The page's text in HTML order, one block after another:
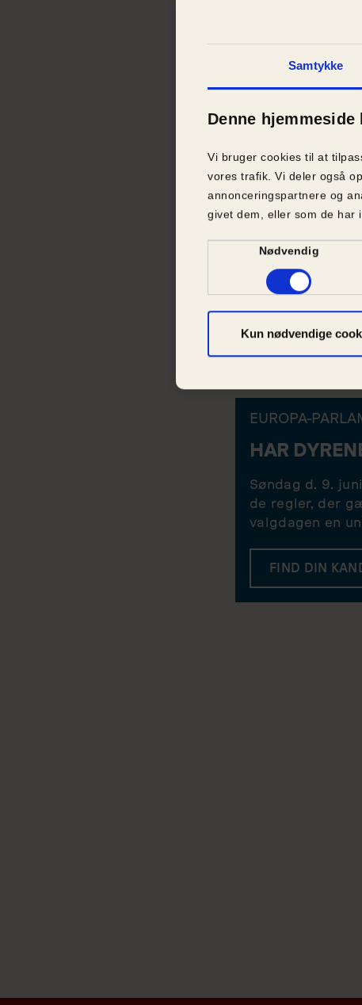
Samtykke
Denne
Vi bruger cookies til at
vores trafik. Vi deler også
annonceringspartnere og
givet dem, eller som de har
SamtykkevalgNødvendig
Kun nødvendige
”Jeg taler
metalbøjler i
han blandt andet.
Det vækker stor
blandt de danske
”Dyrene har
for Dyrenes
Anders Vistisen
EUROPA-
HAR
Søndag d. 9.
de regler, der
valgdagen en
FIND DIN